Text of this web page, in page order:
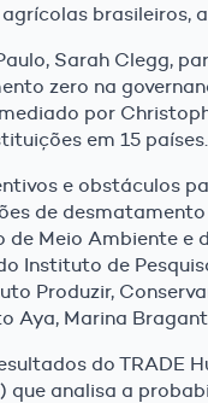
brasileiros,
Sarah Clegg,
zero na
por
em 15 países.
e obstáculos
de
Meio Ambiente e
Instituto de
Produzir,
Aya, Marina
do TRADE
que analisa a